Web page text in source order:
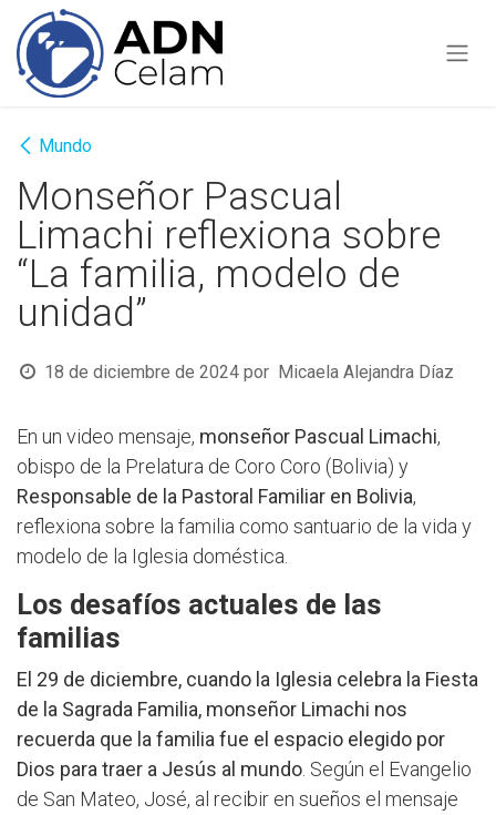
Ir al contenido
Mundo
Monseñor Pascual
Limachi reflexiona sobre
“La familia, modelo de
unidad”
18 de diciembre de 2024 por Micaela Alejandra Díaz
En un video mensaje, monseñor Pascual Limachi,
obispo de la Prelatura de Coro Coro (Bolivia) y
Responsable de la Pastoral Familiar en Bolivia,
reflexiona sobre la familia como santuario de la vida y
modelo de la Iglesia doméstica.
Los desafíos actuales de las
familias
El 29 de diciembre, cuando la Iglesia celebra la Fiesta
de la Sagrada Familia, monseñor Limachi nos
recuerda que la familia fue el espacio elegido por
Dios para traer a Jesús al mundo . Según el Evangelio
de San Mateo, José, al recibir en sueños el mensaje